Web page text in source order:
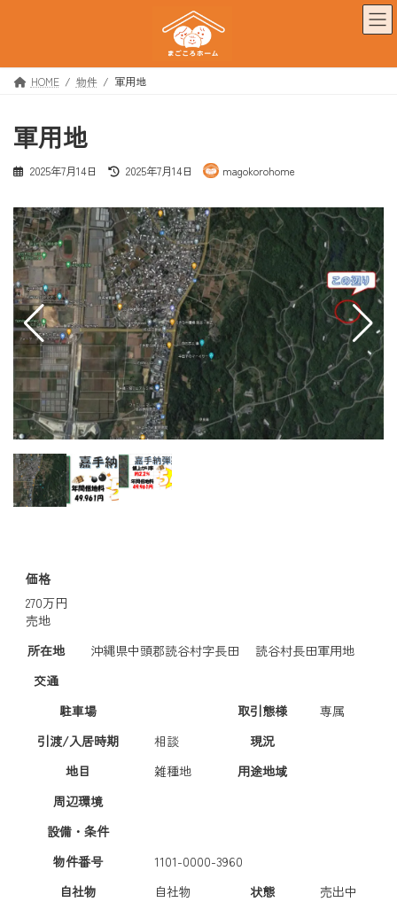
HOME 物件 軍用地
軍用地
2025年7月14日
最
新
日
時
:
2025年7月14日 magokorohome
価格
270万円
売地
所在地
沖縄県中頭郡読谷村字長田 読谷村長田軍用地
交通
駐車場
取引態様
専属
引渡/入居時期
相談
現況
地目
雑種地
用途地域
周辺環境
設備・条件
物件番号
1101-0000-3960
自社物
自社物 状態 売出中